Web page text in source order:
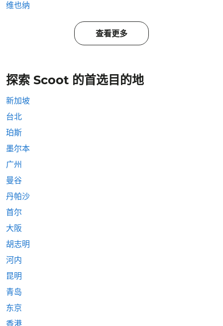
维也纳
查看更多
探索 Scoot 的首选目的地
新加坡
台北
珀斯
墨尔本
广州
曼谷
丹帕沙
首尔
大阪
胡志明
河内
昆明
青岛
东京
香港